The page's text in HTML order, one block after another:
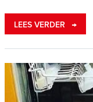
LEES VERDER